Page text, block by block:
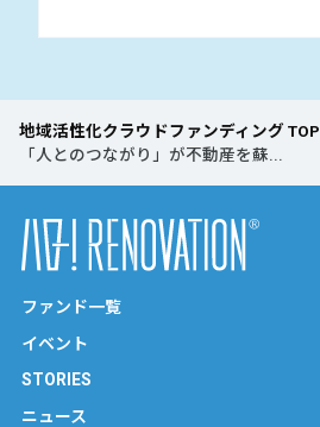
地域活性化クラウドファンディング TOP
「人とのつながり」が不動産を蘇...
ファンド一覧
イベント
STORIES
ニュース